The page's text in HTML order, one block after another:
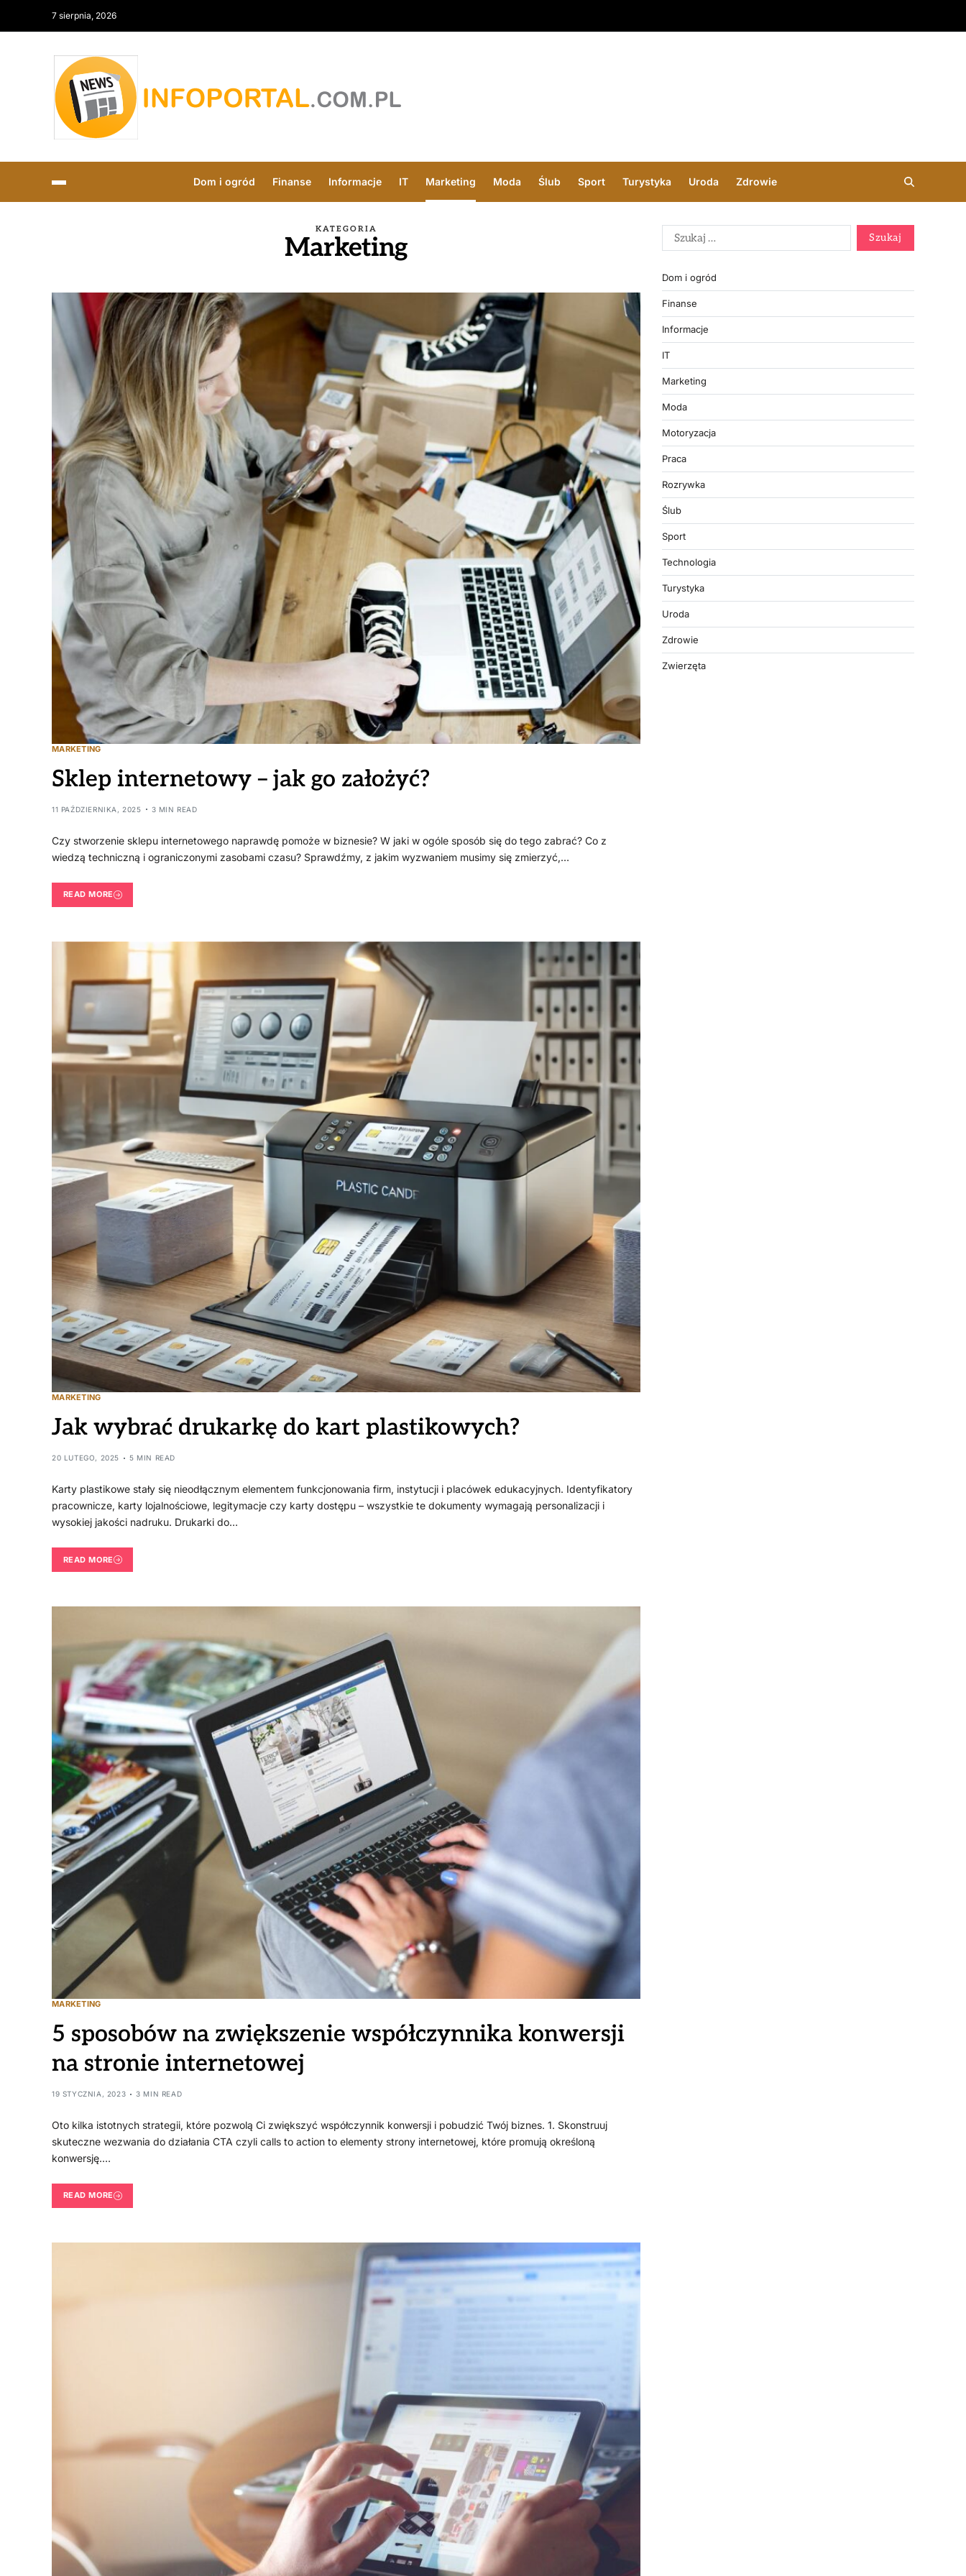
7 sierpnia, 2026
Dom i ogród Finanse Informacje IT Marketing Moda Ślub Sport Turystyka Uroda Zdrowie
KATEGORIA
Marketing
MARKETING
Sklep internetowy – jak go założyć?
11 PAŹDZIERNIKA, 2025 3 MIN READ
Czy stworzenie sklepu internetowego naprawdę pomoże w biznesie? W jaki w ogóle sposób się do tego zabrać? Co z
wiedzą techniczną i ograniczonymi zasobami czasu? Sprawdźmy, z jakim wyzwaniem musimy się zmierzyć,…
READ MORE
MARKETING
Jak wybrać drukarkę do kart plastikowych?
20 LUTEGO, 2025 5 MIN READ
Karty plastikowe stały się nieodłącznym elementem funkcjonowania firm, instytucji i placówek edukacyjnych. Identyfikatory
pracownicze, karty lojalnościowe, legitymacje czy karty dostępu – wszystkie te dokumenty wymagają personalizacji i
wysokiej jakości nadruku. Drukarki do…
READ MORE
MARKETING
5 sposobów na zwiększenie współczynnika konwersji
na stronie internetowej
19 STYCZNIA, 2023 3 MIN READ
Oto kilka istotnych strategii, które pozwolą Ci zwiększyć współczynnik konwersji i pobudzić Twój biznes. 1. Skonstruuj
skuteczne wezwania do działania CTA czyli calls to action to elementy strony internetowej, które promują określoną
konwersję.…
READ MORE
Dom i ogród
Finanse
Informacje
IT
Marketing
Moda
Motoryzacja
Praca
Rozrywka
Ślub
Sport
Technologia
Turystyka
Uroda
Zdrowie
Zwierzęta